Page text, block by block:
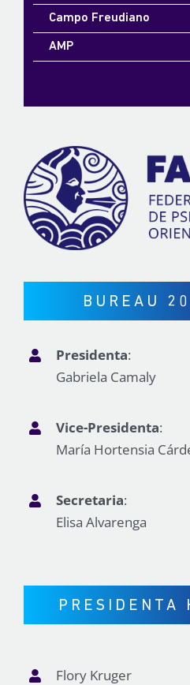
BUREAU
Presidenta:
Gabriela Camaly
Vice-Presidenta:
María Hortensia
Secretaria:
Elisa Alvarenga
PRESIDENTA
Flory Kruger
Campo Freudiano
AMP